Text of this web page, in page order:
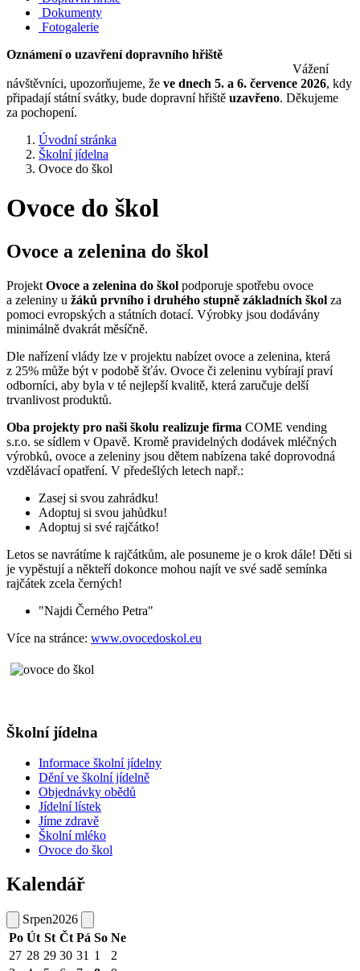
Dokumenty
Fotogalerie
Oznámení o uzavření dopravního hřiště
Vážení
návštěvníci, upozorňujeme, že ve dnech 5. a 6. července 2026, kdy
připadají státní svátky, bude dopravní hřiště uzavřeno. Děkujeme
za pochopení.
Úvodní stránka
Školní jídelna
Ovoce do škol
Ovoce do škol
Ovoce a zelenina do škol
Projekt Ovoce a zelenina do škol podporuje spotřebu ovoce
a zeleniny u žáků prvního i druhého stupně základních škol za
pomoci evropských a státních dotací. Výrobky jsou dodávány
minimálně dvakrát měsíčně.
Dle nařízení vlády lze v projektu nabízet ovoce a zelenina, která
z 25% může být v podobě šťáv. Ovoce či zeleninu vybírají praví
odborníci, aby byla v té nejlepší kvalitě, která zaručuje delší
trvanlivost produktů.
Oba projekty pro naši školu realizuje firma COME vending
s.r.o. se sídlem v Opavě. Kromě pravidelných dodávek mléčných
výrobků, ovoce a zeleniny jsou dětem nabízena také doprovodná
vzdělávací opatření. V předešlých letech např.:
Zasej si svou zahrádku!
Adoptuj si svou jahůdku!
Adoptuj si své rajčátko!
Letos se navrátíme k rajčátkům, ale posuneme je o krok dále! Děti si
je vypěstují a někteří dokonce mohou najít ve své sadě semínka
rajčátek zcela černých!
"Najdi Černého Petra"
Více na stránce: www.ovocedoskol.eu
Školní jídelna
Informace školní jídelny
Dění ve školní jídelně
Objednávky obědů
Jídelní lístek
Jíme zdravě
Školní mléko
Ovoce do škol
Kalendář
Srpen2026
Po Út St Čt Pá So Ne
27 28 29 30 31 1
2